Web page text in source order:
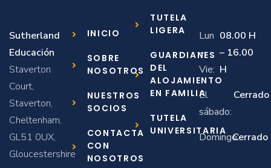
Sutherland
Educación
Staverton
Court,
Staverton,
Cheltenham,
GL51 0UX,
Gloucestershire
INICIO
SOBRE
NOSOTROS
NUESTROS
SOCIOS
CONTACTA
CON
NOSOTROS
TUTELA
LIGERA
GUARDIANES
DEL
ALOJAMIENTO
EN FAMILIA
TUTELA
UNIVERSITARIA
Lun
–
Vie:
08.00 H
– 16.00
H
El
sábado:
Cerrado
Domingo:Cerrado